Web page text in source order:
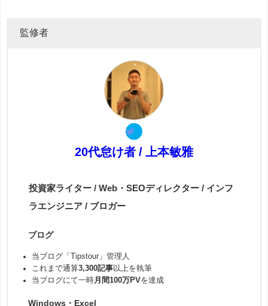
監修者
20代怠け者 / 上本敏雅
投資家ライター / Web・SEOディレクター / インフ
ラエンジニア / ブロガー
ブログ
当ブログ「Tipstour」管理人
これまで通算3,300記事以上を執筆
当ブログにて一時月間100万PVを達成
Windows・Excel